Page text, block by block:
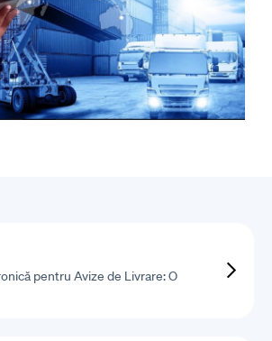
pentru Avize de Livrare: O